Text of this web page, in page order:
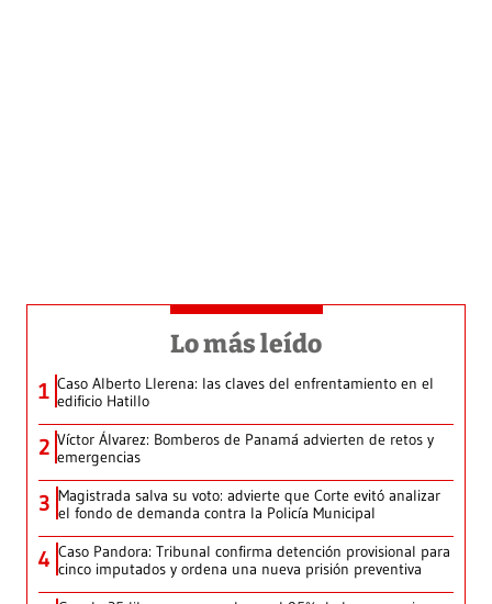
Lo más leído
1 Caso Alberto Llerena: las claves del enfrentamiento en el
edificio Hatillo
2 Víctor Álvarez: Bomberos de Panamá advierten de retos y
emergencias
3 Magistrada salva su voto: advierte que Corte evitó analizar
el fondo de demanda contra la Policía Municipal
4 Caso Pandora: Tribunal confirma detención provisional para
cinco imputados y ordena una nueva prisión preventiva